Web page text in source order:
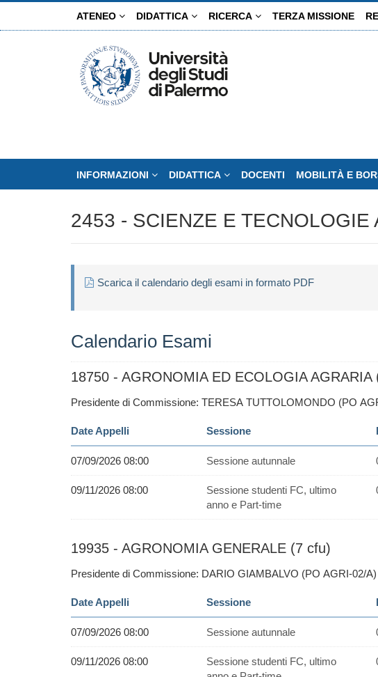
ATENEO DIDATTICA RICERCA TERZA MISSIONE
INFORMAZIONI DIDATTICA DOCENTI MOBILITÀ E
2453 - SCIENZE E TECNOLOGIE
Scarica il calendario degli esami in formato PDF
Calendario Esami
18750 - AGRONOMIA ED ECOLOGIA AGRARIA
Presidente di Commissione: TERESA TUTTOLOMONDO (PO
Date Appelli Sessione
07/09/2026 08:00 Sessione autunnale
09/11/2026 08:00
Sessione studenti FC, ultimo
anno e Part-time
19935 - AGRONOMIA GENERALE (7 cfu)
Presidente di Commissione: DARIO GIAMBALVO (PO AGRI-02/A)
Date Appelli Sessione
07/09/2026 08:00 Sessione autunnale
09/11/2026 08:00
Sessione studenti FC, ultimo